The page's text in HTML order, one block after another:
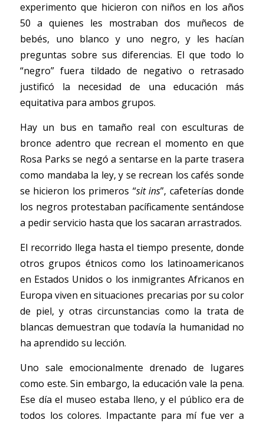
experimento que hicieron con niños en los años
50 a quienes les mostraban dos muñecos de
bebés, uno blanco y uno negro, y les hacían
preguntas sobre sus diferencias. El que todo lo
“negro” fuera tildado de negativo o retrasado
justificó la necesidad de una educación más
equitativa para ambos grupos.
Hay un bus en tamaño real con esculturas de
bronce adentro que recrean el momento en que
Rosa Parks se negó a sentarse en la parte trasera
como mandaba la ley, y se recrean los cafés sonde
se hicieron los primeros “sit ins”, cafeterías donde
los negros protestaban pacíficamente sentándose
a pedir servicio hasta que los sacaran arrastrados.
El recorrido llega hasta el tiempo presente, donde
otros grupos étnicos como los latinoamericanos
en Estados Unidos o los inmigrantes Africanos en
Europa viven en situaciones precarias por su color
de piel, y otras circunstancias como la trata de
blancas demuestran que todavía la humanidad no
ha aprendido su lección.
Uno sale emocionalmente drenado de lugares
como este. Sin embargo, la educación vale la pena.
Ese día el museo estaba lleno, y el público era de
todos los colores. Impactante para mí fue ver a